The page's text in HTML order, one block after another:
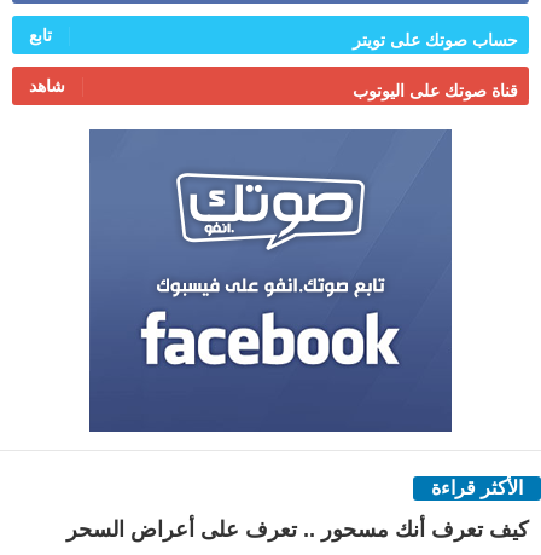
حساب صوتك على تويتر تابع
قناة صوتك على اليوتوب شاهد
الأكثر قراءة
كيف تعرف أنك مسحور .. تعرف على أعراض السحر